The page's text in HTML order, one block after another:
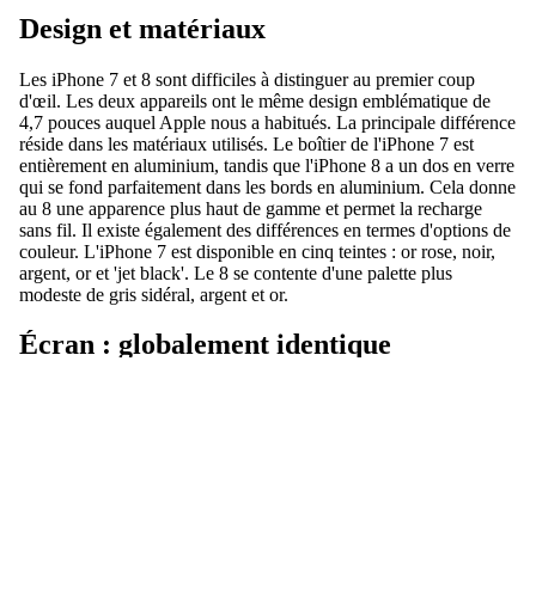
Design et matériaux
Les iPhone 7 et 8 sont difficiles à distinguer au premier coup
d'œil. Les deux appareils ont le même design emblématique de
4,7 pouces auquel Apple nous a habitués. La principale différence
réside dans les matériaux utilisés. Le boîtier de l'iPhone 7 est
entièrement en aluminium, tandis que l'iPhone 8 a un dos en verre
qui se fond parfaitement dans les bords en aluminium. Cela donne
au 8 une apparence plus haut de gamme et permet la recharge
sans fil. Il existe également des différences en termes d'options de
couleur. L'iPhone 7 est disponible en cinq teintes : or rose, noir,
argent, or et 'jet black'. Le 8 se contente d'une palette plus
modeste de gris sidéral, argent et or.
Écran : globalement identique